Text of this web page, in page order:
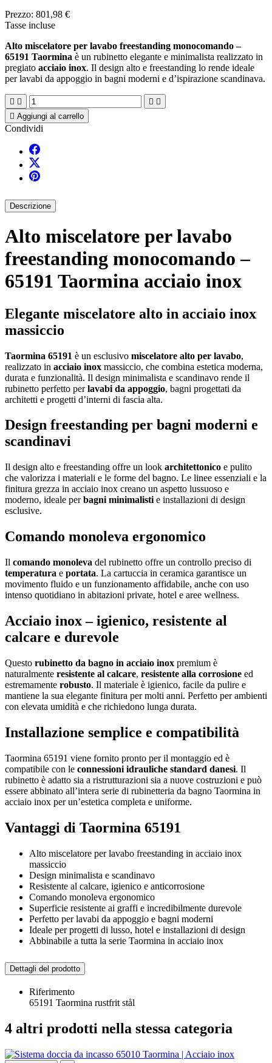
Prezzo: 801,98 €
Tasse incluse
Alto miscelatore per lavabo freestanding monocomando –
65191 Taormina è un rubinetto elegante e minimalista realizzato in
pregiato acciaio inox. Il design alto e freestanding lo rende ideale
per lavabi da appoggio in bagni moderni e d’ispirazione scandinava.
   
 Aggiungi al carrello
Condividi
Descrizione
Alto miscelatore per lavabo
freestanding monocomando –
65191 Taormina acciaio inox
Elegante miscelatore alto in acciaio inox
massiccio
Taormina 65191 è un esclusivo miscelatore alto per lavabo,
realizzato in acciaio inox massiccio, che combina estetica moderna,
durata e funzionalità. Il design minimalista e scandinavo rende il
rubinetto perfetto perlavabi da appoggio, bagni progettati da
architetti e progetti d’interni di fascia alta.
Design freestanding per bagni moderni e
scandinavi
Il design alto e freestanding offre un look architettonico e pulito
che valorizza i materiali e le forme del bagno. Le linee essenziali e la
finitura grezza in acciaio inox creano un aspetto lussuoso e
moderno, ideale perbagni minimalisti e installazioni di design
esclusive.
Comando monoleva ergonomico
Il comando monoleva del rubinetto offre un controllo preciso di
temperatura e portata. La cartuccia in ceramica garantisce un
movimento fluido e un funzionamento affidabile, anche con uso
intenso quotidiano in abitazioni private, hotel e aree wellness.
Acciaio inox – igienico, resistente al
calcare e durevole
Questo rubinetto da bagno in acciaio inox premium è
naturalmente resistente al calcare, resistente alla corrosione ed
estremamente robusto. Il materiale è igienico, facile da pulire e
mantiene la sua elegante finitura per molti anni. Perfetto per ambienti
con elevata umidità e che richiedono lunga durata.
Installazione semplice e compatibilità
Taormina 65191 viene fornito pronto per il montaggio ed è
compatibile con le connessioni idrauliche standard danesi. Il
rubinetto è adatto sia a ristrutturazioni sia a nuove costruzioni e può
essere abbinato all’intera serie di rubinetteria da bagno Taormina in
acciaio inox per un’estetica completa e uniforme.
Vantaggi di Taormina 65191
Alto miscelatore per lavabo freestanding in acciaio inox
massiccio
Design minimalista e scandinavo
Resistente al calcare, igienico e anticorrosione
Comando monoleva ergonomico
Superficie resistente ai graffi e incredibilmente durevole
Perfetto per lavabi da appoggio e bagni moderni
Ideale per progetti di lusso, hotel e installazioni di design
Abbinabile a tutta la serie Taormina in acciaio inox
Dettagli del prodotto
Riferimento
65191 Taormina rustfrit stål
4 altri prodotti nella stessa categoria